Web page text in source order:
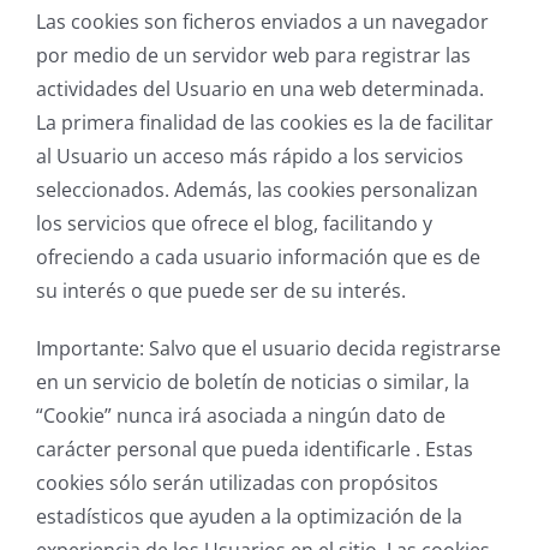
Las cookies son ficheros enviados a un navegador
por medio de un servidor web para registrar las
actividades del Usuario en una web determinada.
La primera finalidad de las cookies es la de facilitar
al Usuario un acceso más rápido a los servicios
seleccionados. Además, las cookies personalizan
los servicios que ofrece el blog, facilitando y
ofreciendo a cada usuario información que es de
su interés o que puede ser de su interés.
Importante: Salvo que el usuario decida registrarse
en un servicio de boletín de noticias o similar, la
“Cookie” nunca irá asociada a ningún dato de
carácter personal que pueda identificarle . Estas
cookies sólo serán utilizadas con propósitos
estadísticos que ayuden a la optimización de la